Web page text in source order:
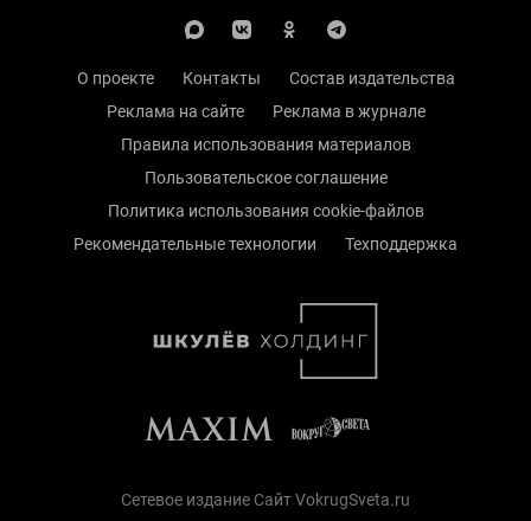
О проекте Контакты
Состав издательства
Реклама на сайте
Реклама в журнале
Правила использования материалов
Пользовательское соглашение
Политика использования cookie-файлов
Рекомендательные технологии
Техподдержка
Сетевое издание Сайт VokrugSveta.ru